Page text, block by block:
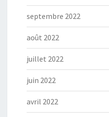
septembre 2022
août 2022
juillet 2022
juin 2022
avril 2022